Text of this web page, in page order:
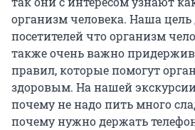
организм человека. Наша
посетителей что организм
также очень важно
правил, которые помогут
здоровым. На нашей
почему не надо пить много
почему нужно держать